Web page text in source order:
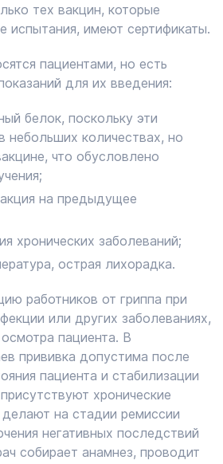
тех вакцин, которые
испытания, имеют сертификаты.
пациентами, но есть
для их введения:
белок, поскольку эти
небольших количествах, но
что обусловлено
на предыдущее
хронических заболеваний;
острая лихорадка.
работников от гриппа при
или других заболеваниях,
пациента. В
прививка допустима после
пациента и стабилизации
хронические
на стадии ремиссии
негативных последствий
собирает анамнез, проводит